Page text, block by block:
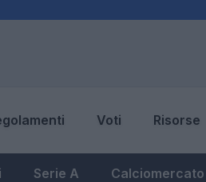
Voti Risorse
Serie A Calciomercato